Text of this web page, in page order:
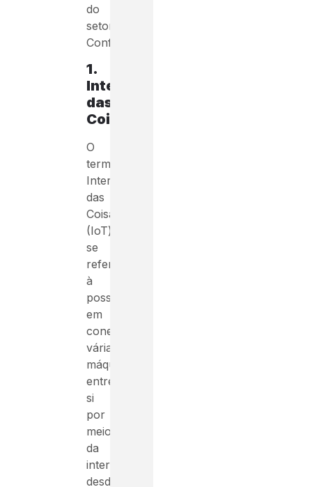
do
setor.
Confira!
1.
Internet
das
Coisas
O
termo
Internet
das
Coisas
(IoT)
se
refere
à
possiblidade
em
conectar
várias
máquinas
entre
si
por
meio
da
internet,
desde